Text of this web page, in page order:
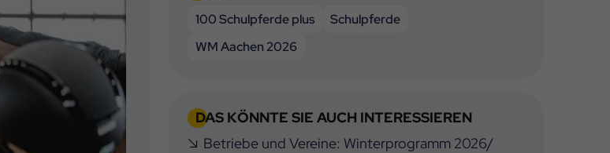
100 Schulpferde plus
Schulpferde
WM Aachen 2026
DAS KÖNNTE SIE AUCH INTERESSIEREN
Betriebe und Vereine: Winterprogramm 2026/